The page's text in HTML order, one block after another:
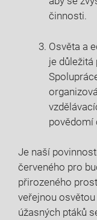
činnosti.
Osvěta a
je důležitá
povědomí
Je naší
červeného pro
přirozeného
veřejnou
úžasných ptáků